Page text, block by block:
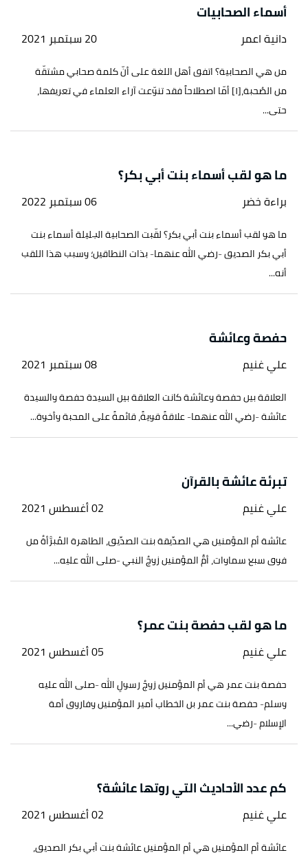
أسماء الصحابيات
دانية اعمر 20 سبتمبر 2021
من هي الصحابية؟ اتفق أهل اللغة على أنّ كلمة صحابي مشتقّة
من الصُحبة،[١] أمّا اصطلاحاً فقد تنوّعت آراء العلماء في تعريفها،
حتى...
ما هو لقب أسماء بنت أبي بكر؟
براءة خضر 06 سبتمبر 2022
ما هو لقب أسماء بنت أبي بكر؟ لقّبت الصحابية الجليلة أسماء بنت
أبي بكر الصديق -رضي الله عنهما- بذات النطاقين؛ وسبب هذا اللقب
أنه...
حفصة وعائشة
علي غنيم 08 سبتمبر 2021
العلاقة بين حفصة وعائشة كانت العلاقة بين السيدة حفصة والسيدة
عائشة -رضي الله عنهما- علاقةً قويةً، قائمةً على المحبة وأخوة...
تبرئة عائشة بالقرآن
علي غنيم 02 أغسطس 2021
عائشة أم المؤمنين هي الصدِّيقة بنت الصدِّيق، الطاهرة المُبرَّأةُ من
فوق سبع سماوات، أمُّ المؤمنين زوجُ النبي -صلى الله عليه...
ما هو لقب حفصة بنت عمر؟
علي غنيم 05 أغسطس 2021
حفصة بنت عمر هي أم المؤمنين زوجُ رسولِ الله -صلى الله عليه
وسلم- حفصة بنت عمر بن الخطاب أمير المؤمنين وفاروق أمة
الإسلام -رضي...
كم عدد الأحاديث التي روتها عائشة؟
علي غنيم 02 أغسطس 2021
عائشة أم المؤمنين هي أم المؤمنين عائشة بنت أبي بكر الصديق،